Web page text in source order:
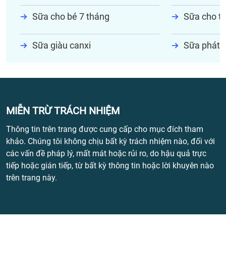
Sữa cho bé 7 tháng Sữa cho
Sữa giàu canxi Sữa phát
MIỄN TRỪ TRÁCH NHIỆM
Thông tin trên trang được cung cấp cho mục đích tham
khảo. Chúng tôi không chịu bất kỳ trách nhiệm nào, đối với
các vấn đề pháp lý, mất mát hoặc rủi ro, do hậu quả trực
tiếp hoặc gián tiếp, từ bất kỳ thông tin hoặc lời khuyên nào
trên trang này.